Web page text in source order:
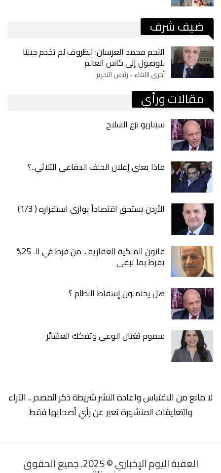
ضيف شرف
النجم محمد العرسان: الظروف لم تخدم جيلنا
للوصول إلى كاس العالم
أجرى اللقاء - رئيس التحرير
مقالات ورأي
سيناريو نزع السلاح
ماذا يعني إعلان الحلف الدفاعي الثلاثي..؟
الأردن يستحق اقتصاداً يوازي استقراره ( 1/3)
قانون الملكية العقارية .. من فرط في الـ 25%
يفرط بما تبقى
هل يحتملون إسقاط النظام ؟
سموم تغتال الوعي وتفكك العشائر
لا مانع من الاقتباس واعادة النشر شريطة ذكر المصدر .. الآراء
والتعليقات المنشورة تعبر عن رأي أصحابها فقط
العقبة اليوم الإخباري © 2025. جميع الحقوق